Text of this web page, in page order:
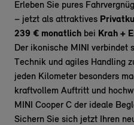
Erleben Sie pures
– jetzt als attraktives
239 € monatlich bei Krah +
Der ikonische MINI verbindet
Technik und agiles Handling
jeden Kilometer besonders
kraftvollem Auftritt und
MINI Cooper C der ideale
Sichern Sie sich jetzt Ihren